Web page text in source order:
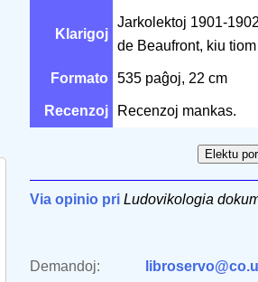
Klarigoj
Jarkolektoj 1901-
de Beaufront, kiu
Formato 535 paĝoj, 22 cm
Recenzoj Recenzoj mankas.
Via opinio pri Ludovikologia
Demandoj: